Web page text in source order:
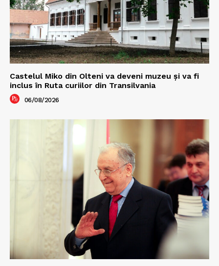
Castelul Miko din Olteni va deveni muzeu şi va fi
inclus în Ruta curiilor din Transilvania
06/08/2026